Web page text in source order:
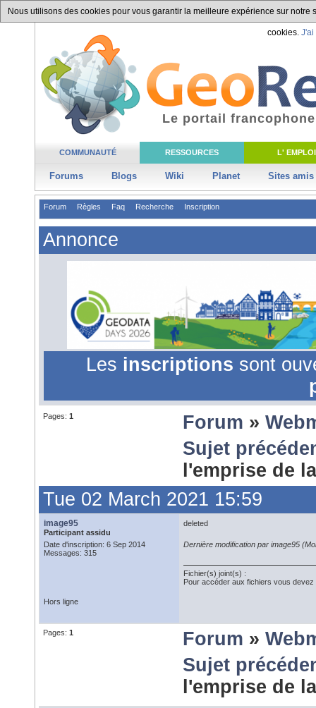
Nous utilisons des cookies pour vous garantir la meilleure expérience sur
cookies. J'ai
COMMUNAUTÉ RESSOURCES L' EMPLOI
Forums Blogs Wiki Planet Sites amis
Le portail
Forum Règles Faq Recherche Inscription
Annonce
Les inscriptions sont
Pages: 1 Forum »
Sujet
l'emprise de
Tue 02 March 2021 15:59
image95
Participant assidu
Date d'inscription: 6 Sep 2014
Messages: 315
deleted
Dernière modification par image95
Fichier(s) joint(s) :
Pour accéder aux fichiers vous
Hors ligne
Pages: 1 Forum »
Sujet
l'emprise de